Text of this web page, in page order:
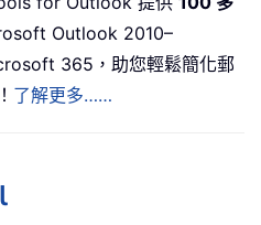
Outlook 2010–
365，助您輕鬆簡化郵
了解更多……